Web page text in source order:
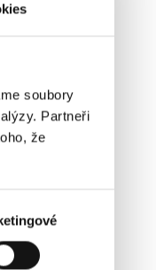
soubory
Partneři
že